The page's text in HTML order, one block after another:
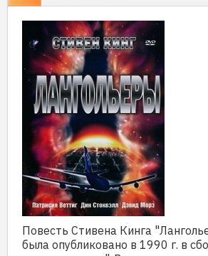
Повесть Стивена Кинга
была опубликовано в 1990 г. в